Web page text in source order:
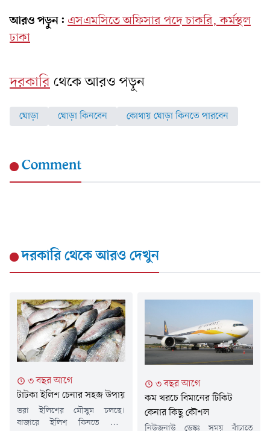
আরও পড়ুন: এসএমসিতে অফিসার পদে চাকরি, কর্মস্থল
ঢাকা
দরকারিথেকে আরও পড়ুন
ঘোড়া ঘোড়া কিনবেন কোথায় ঘোড়া কিনতে পারবেন
Comment
দরকারিথেকে আরও দেখুন
৩ বছর আগে
টাটকা ইলিশ চেনার সহজ উপায়
ভরা ইলিশের মৌসুম চলছে।
বাজারে ইলিশ কিনতে গিয়ে
৩ বছর আগে
কম খরচে বিমানের টিকিট
কেনার কিছু কৌশল
নিউজনাউ ডেস্কঃ সময় বাঁচাতে